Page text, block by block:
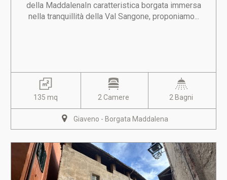
della MaddalenaIn caratteristica borgata immersa
nella tranquillità della Val Sangone, proponiamo...
135 mq 2 Camere 2 Bagni
Giaveno - Borgata Maddalena